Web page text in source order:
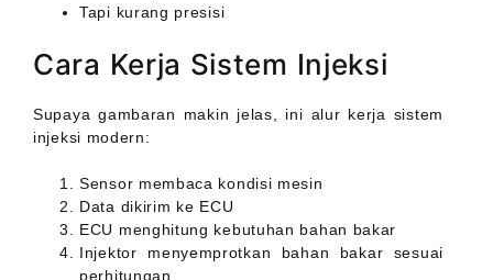
Tapi kurang presisi
Cara Kerja Sistem Injeksi
Supaya gambaran makin jelas, ini alur kerja sistem
injeksi modern:
Sensor membaca kondisi mesin
Data dikirim ke ECU
ECU menghitung kebutuhan bahan bakar
Injektor menyemprotkan bahan bakar sesuai
perhitungan